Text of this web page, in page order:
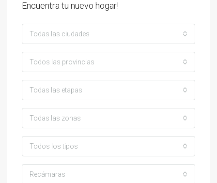
Encuentra tu nuevo hogar!
Todas las ciudades
Todos las provincias
Todas las etapas
Todas las zonas
Todos los tipos
Recámaras